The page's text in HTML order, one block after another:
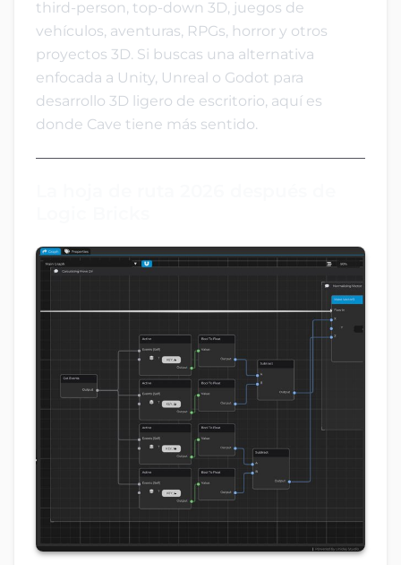
third-person, top-down 3D, juegos de
vehículos, aventuras, RPGs, horror y otros
proyectos 3D. Si buscas una alternativa
enfocada a Unity, Unreal o Godot para
desarrollo 3D ligero de escritorio, aquí es
donde Cave tiene más sentido.